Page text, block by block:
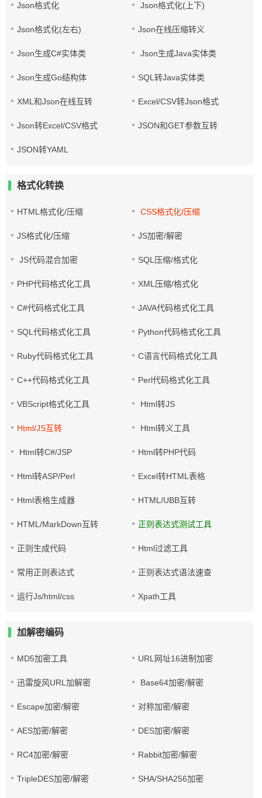
Json格式化 Json格式化(上下)
Json格式化(左右) Json在线压缩转义
Json生成C#实体类 Json生成Java实体类
Json生成Go结构体 SQL转Java实体类
XML和Json在线互转 Excel/CSV转Json格式
Json转Excel/CSV格式 JSON和GET参数互转
JSON转YAML
格式化转换
HTML格式化/压缩 CSS格式化/压缩
JS格式化/压缩 JS加密/解密
JS代码混合加密 SQL压缩/格式化
PHP代码格式化工具 XML压缩/格式化
C#代码格式化工具 JAVA代码格式化工具
SQL代码格式化工具 Python代码格式化工具
Ruby代码格式化工具 C语言代码格式化工具
C++代码格式化工具 Perl代码格式化工具
VBScript格式化工具 Html转JS
Html/JS互转 Html转义工具
Html转C#/JSP Html转PHP代码
Html转ASP/Perl Excel转HTML表格
Html表格生成器 HTML/UBB互转
HTML/MarkDown互转 正则表达式测试工具
正则生成代码 Html过滤工具
常用正则表达式 正则表达式语法速查
运行Js/html/css Xpath工具
加解密编码
MD5加密工具 URL网址16进制加密
迅雷旋风URL加解密 Base64加密/解密
Escape加密/解密 对称加密/解密
AES加密/解密 DES加密/解密
RC4加密/解密 Rabbit加密/解密
TripleDES加密/解密 SHA/SHA256加密